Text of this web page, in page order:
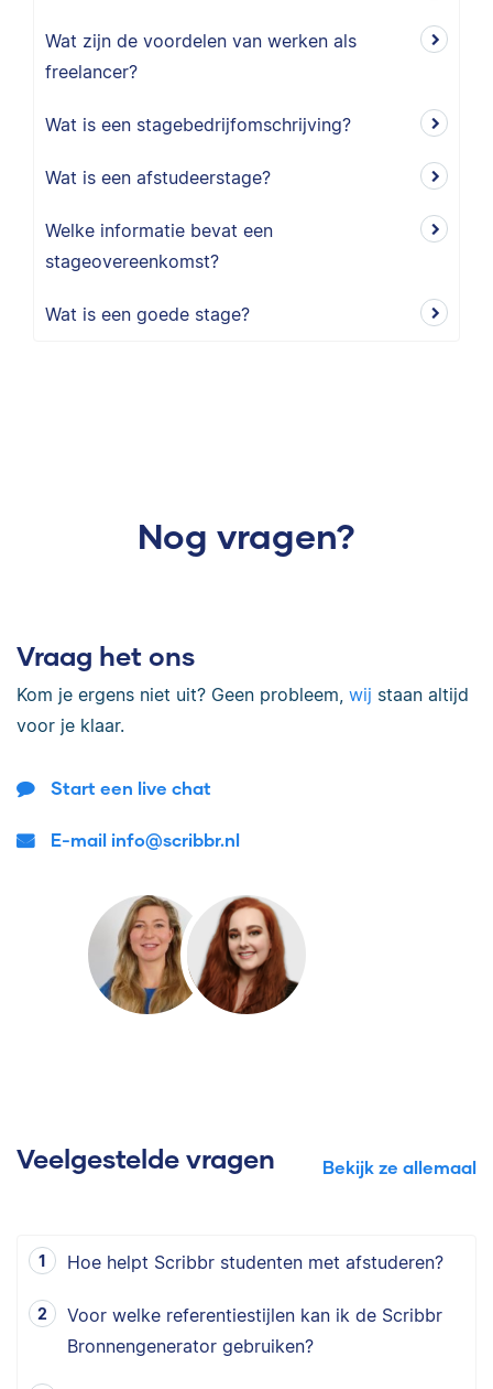
Wat zijn de voordelen van werken als
freelancer?
Wat is een stagebedrijfomschrijving?
Wat is een afstudeerstage?
Welke informatie bevat een
stageovereenkomst?
Wat is een goede stage?
Nog vragen?
Vraag het ons
Kom je ergens niet uit? Geen probleem, wij staan altijd
voor je klaar.
Start een live chat
E-mail info@scribbr.nl
Veelgestelde vragen Bekijk ze allemaal
Hoe helpt Scribbr studenten met afstuderen?
Voor welke referentiestijlen kan ik de Scribbr
Bronnengenerator gebruiken?